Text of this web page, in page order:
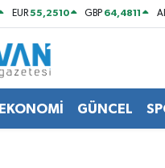
EUR55,2510 GBP 64,4811
EKONOMİ GÜNCEL